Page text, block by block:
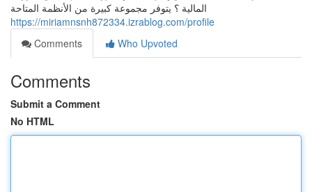
المالية ؟ يتوفر مجموعة كبيرة من الأنظمة المتاحة
https://miriamnsnh872334.izrablog.com/profile
Comments
Who Upvoted
Comments
Submit a Comment
No HTML